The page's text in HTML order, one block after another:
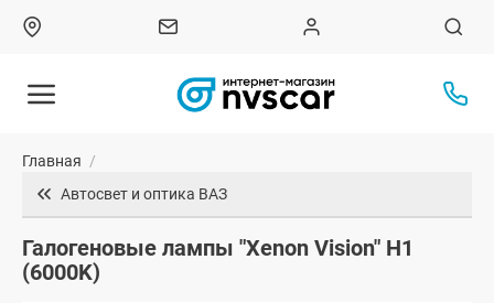
Главная /
Автосвет и оптика ВАЗ
Галогеновые лампы "Xenon Vision" H1
(6000K)